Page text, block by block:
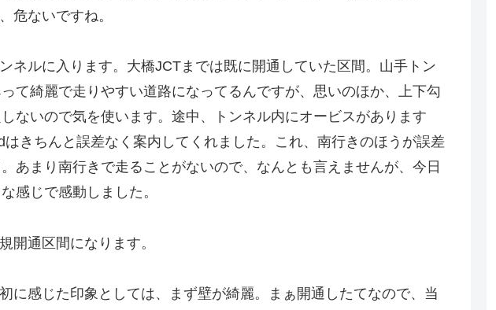
危ないですね。
ネルに入ります。大橋JCTまでは既に開通していた区間。山手トン
て綺麗で走りやすい道路になってるんですが、思いのほか、上下勾
ないので気を使います。途中、トンネル内にオービスがあります
きちんと誤差なく案内してくれました。これ、南行きのほうが誤差
あまり南行きで走ることがないので、なんとも言えませんが、今日
感じで感動しました。
開通区間になります。
に感じた印象としては、まず壁が綺麗。まぁ開通したてなので、当